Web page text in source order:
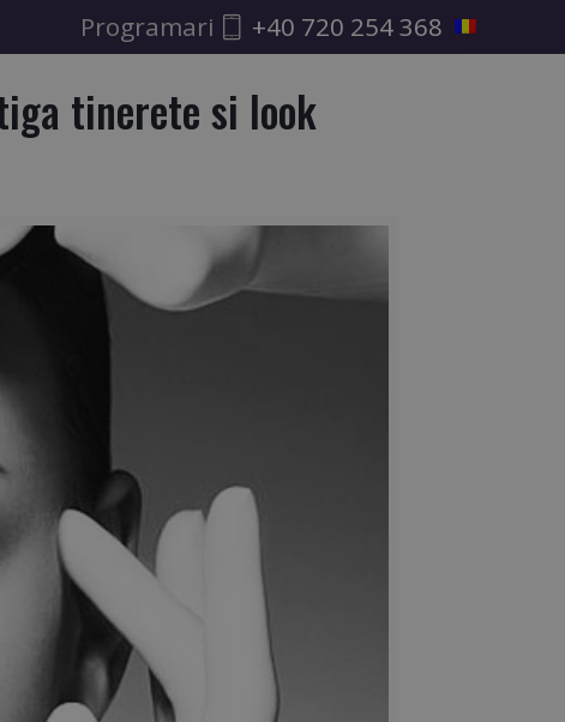
Programari +40 720 254 368
tinerete si look